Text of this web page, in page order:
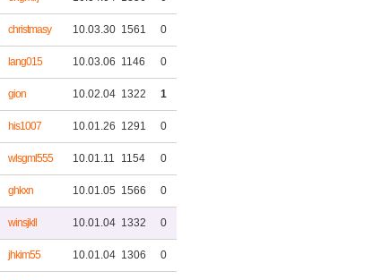
christmasy 10.03.30 1561 0
lang015 10.03.06 1146 0
gion 10.02.04 1322 1
his1007 10.01.26 1291 0
wlsgml555 10.01.11 1154 0
ghkxn 10.01.05 1566 0
winsjkll 10.01.04 1332 0
jhkim55 10.01.04 1306 0